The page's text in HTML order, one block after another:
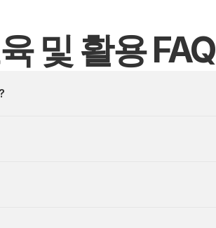
및 활용 FAQ